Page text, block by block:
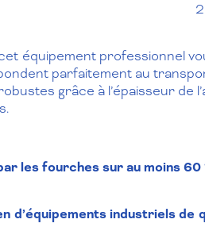
équipement professionnel
parfaitement au
grâce à l’épaisseur de
les fourches sur au moins 60
d’équipements industriels de